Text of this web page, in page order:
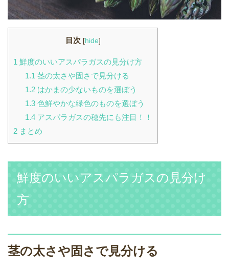
目次 [hide]
1 鮮度のいいアスパラガスの見分け方
1.1茎の太さや固さで見分ける
1.2はかまの少ないものを選ぼう
1.3色鮮やかな緑色のものを選ぼう
1.4アスパラガスの穂先にも注目！！
2 まとめ
鮮度のいいアスパラガスの見分け
方
茎の太さや固さで見分ける